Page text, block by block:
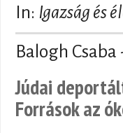
In: Igazság és
Balogh
Júdai
Források az